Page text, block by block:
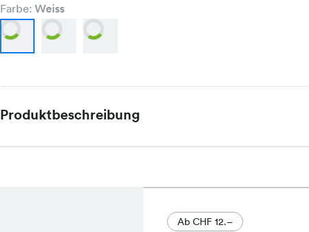
Farbe: Weiss
Produktbeschreibung
Ab CHF 12.–